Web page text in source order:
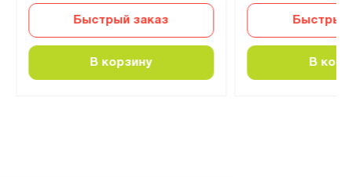
Быстрый заказ
В корзину
Быстрый
В